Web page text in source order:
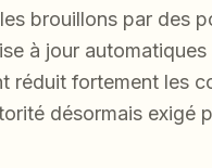
brouillons par des
à jour automatiques
réduit fortement les
désormais exigé